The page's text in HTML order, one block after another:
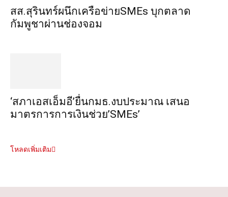
สส.สุรินทร์ผนึกเครือข่ายSMEs บุกตลาด
กัมพูชาผ่านช่องจอม
‘สภาเอสเอ็มอี’ยื่นกมธ.งบประมาณ เสนอ
มาตรการการเงินช่วย’SMEs’
โหลดเพิ่มเติม